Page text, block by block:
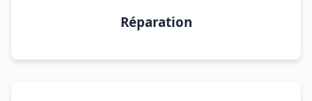
Réparation